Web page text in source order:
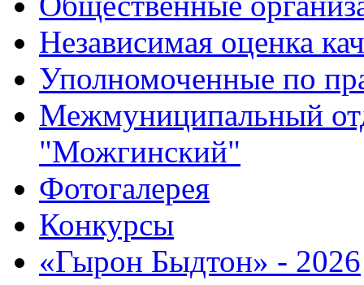
Независимая оценка
Уполномоченные по
Межмуниципальный
"Можгинский"
Фотогалерея
Конкурсы
«Гырон Быдтон» - 2026